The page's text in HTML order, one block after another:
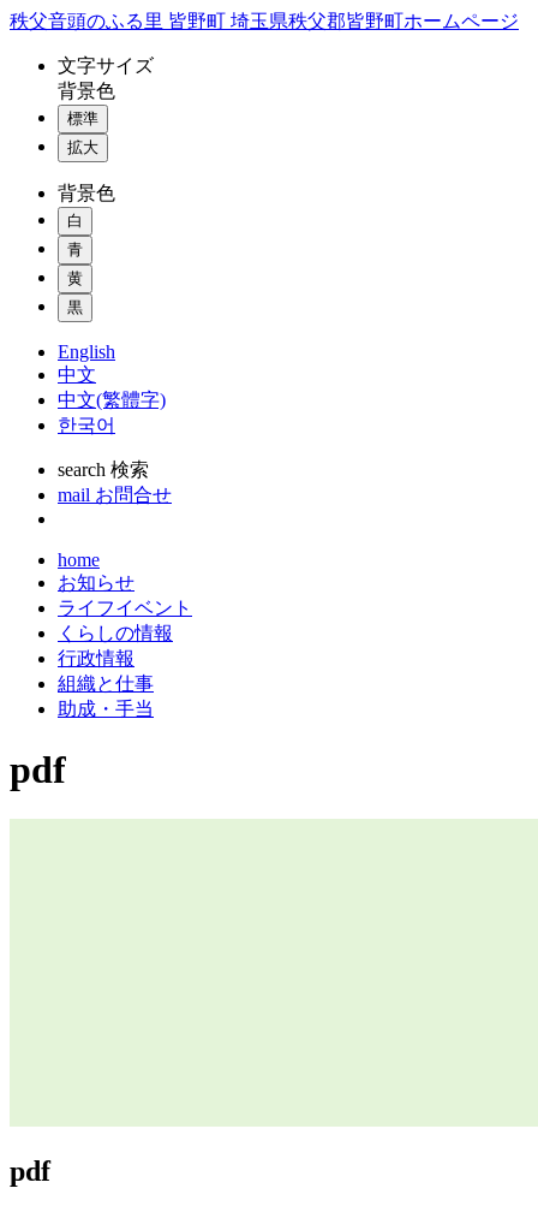
コ
秩父音頭のふる里 皆野町 埼玉県秩父郡皆野町ホームページ
文字サイズ
背景色
標準
拡大
背景色
白
青
黄
黒
English
中文
中文(繁體字)
한국어
search 検索
mail お問合せ
home
お知らせ
ライフイベント
くらしの情報
行政情報
組織と仕事
助成・手当
pdf
pdf